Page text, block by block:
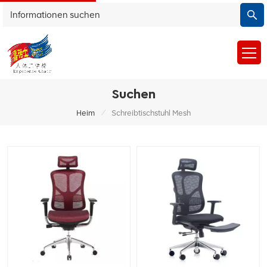
Suchen
Heim / Schreibtischstuhl Mesh